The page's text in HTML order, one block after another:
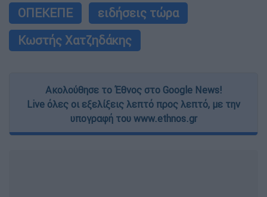
ΟΠΕΚΕΠΕ
ειδήσεις τώρα
Κωστής Χατζηδάκης
Ακολούθησε το Έθνος στο Google News!
Live όλες οι εξελίξεις λεπτό προς λεπτό, με την
υπογραφή του www.ethnos.gr